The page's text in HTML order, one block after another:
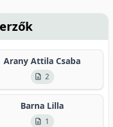
Arany Attila Csaba
2
Barna Lilla
1